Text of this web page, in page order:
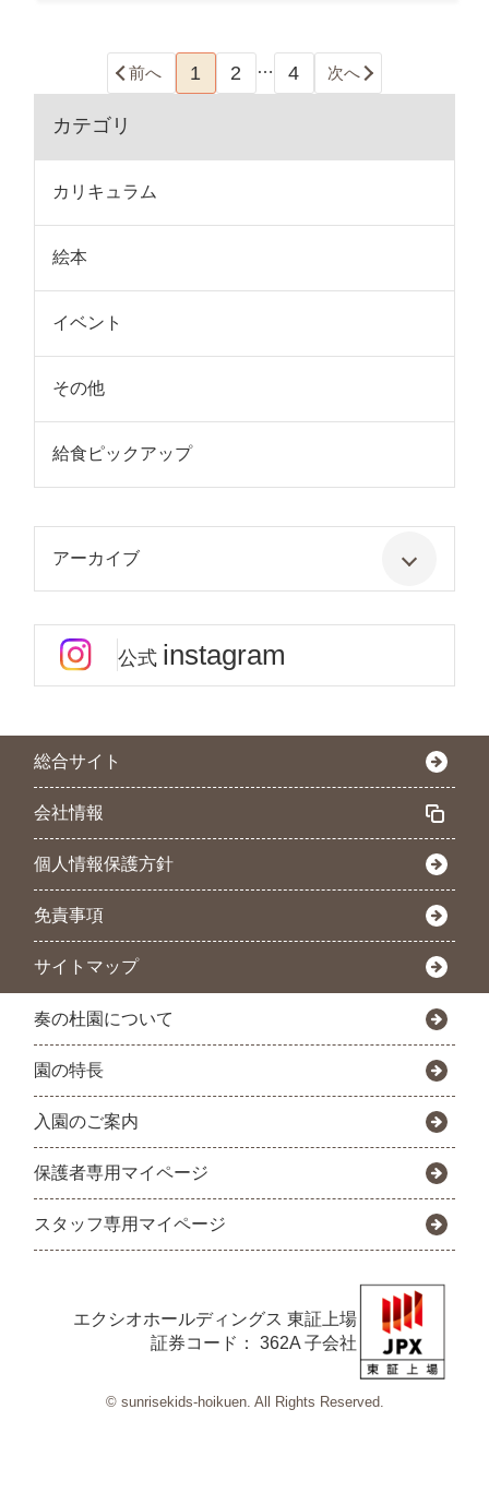
前へ 1 2 … 4 次へ
カテゴリ
カリキュラム
絵本
イベント
その他
給食ピックアップ
アーカイブ
公式 instagram
総合サイト
会社情報
個人情報保護方針
免責事項
サイトマップ
奏の杜園について
園の特長
入園のご案内
保護者専用マイページ
スタッフ専用マイページ
エクシオホールディングス 東証上場
証券コード： 362A 子会社
© sunrisekids-hoikuen. All Rights Reserved.